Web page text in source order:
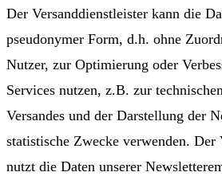
Der Versanddienstleister kann die
pseudonymer Form, d.h. ohne
Nutzer, zur Optimierung oder
Services nutzen, z.B. zur
Versandes und der Darstellung der
statistische Zwecke verwenden. Der
nutzt die Daten unserer